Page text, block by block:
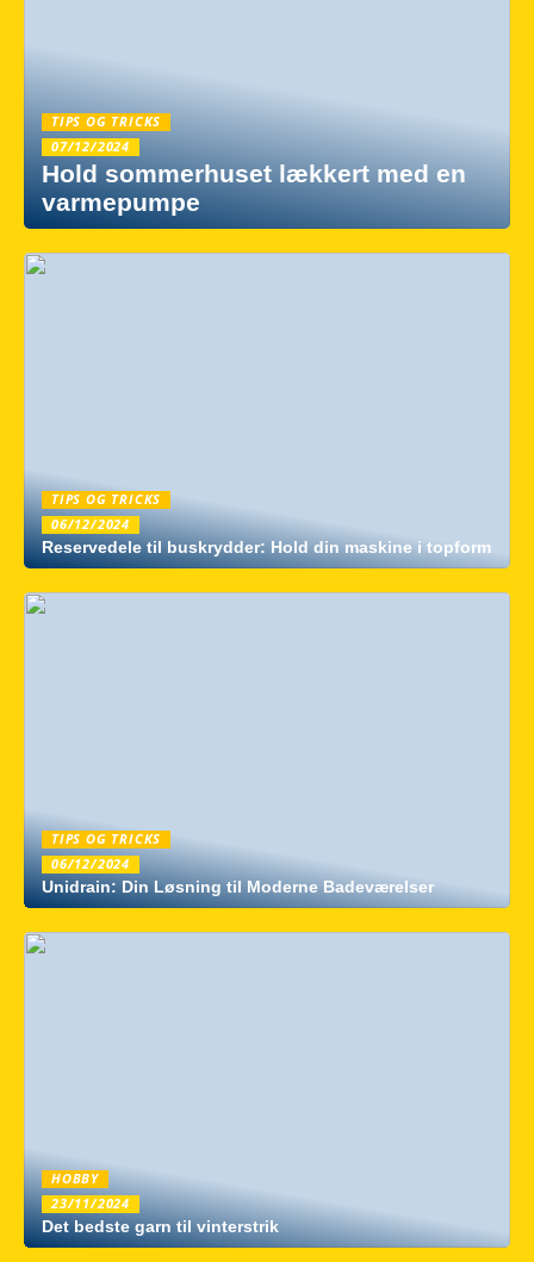
TIPS OG TRICKS
07/12/2024
Hold sommerhuset lækkert med en
varmepumpe
TIPS OG TRICKS
06/12/2024
Reservedele til buskrydder: Hold din maskine i topform
TIPS OG TRICKS
06/12/2024
Unidrain: Din Løsning til Moderne Badeværelser
HOBBY
23/11/2024
Det bedste garn til vinterstrik